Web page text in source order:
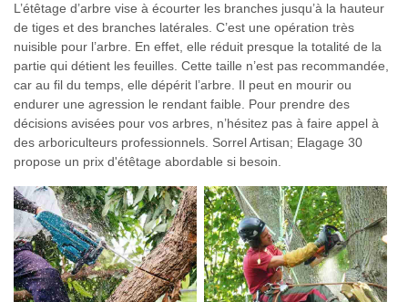
L’étêtage d’arbre vise à écourter les branches jusqu’à la hauteur
de tiges et des branches latérales. C’est une opération très
nuisible pour l’arbre. En effet, elle réduit presque la totalité de la
partie qui détient les feuilles. Cette taille n’est pas recommandée,
car au fil du temps, elle dépérit l’arbre. Il peut en mourir ou
endurer une agression le rendant faible. Pour prendre des
décisions avisées pour vos arbres, n’hésitez pas à faire appel à
des arboriculteurs professionnels. Sorrel Artisan; Elagage 30
propose un prix d'étêtage abordable si besoin.